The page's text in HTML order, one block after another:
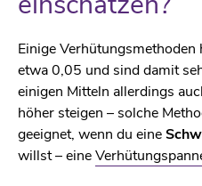
Einige
etwa 0,05 und sind damit
einigen Mitteln allerdings
höher steigen – solche
geeignet, wenn du eine
willst – eine